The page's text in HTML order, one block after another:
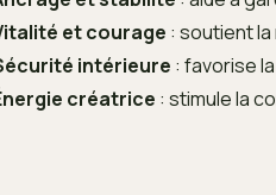
et courage : soutient
intérieure : favorise
créatrice : stimule la